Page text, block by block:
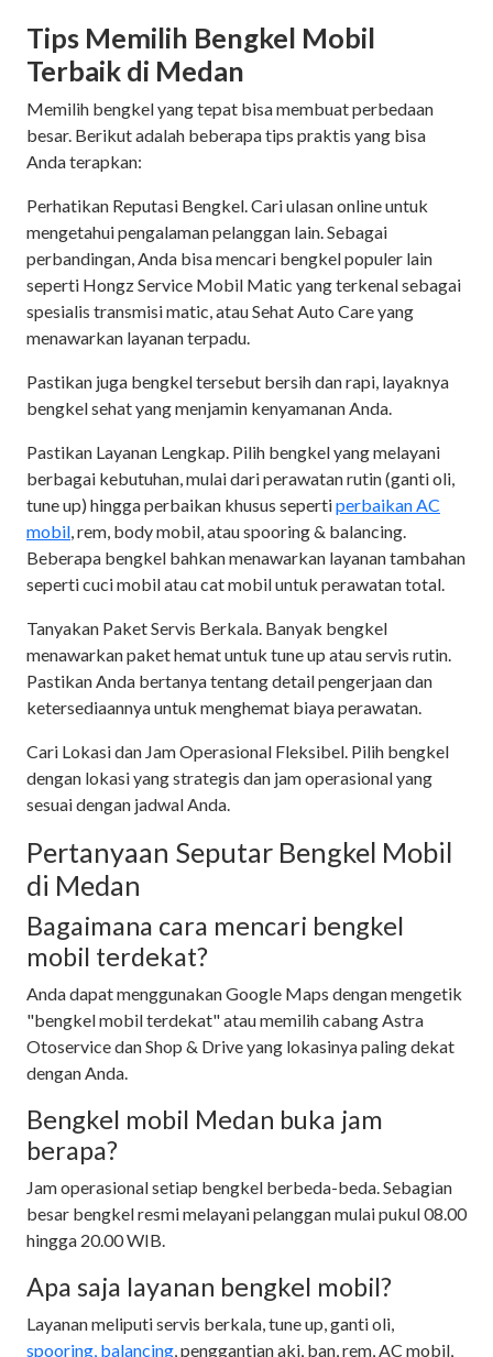
Tips Memilih Bengkel Mobil
Terbaik di Medan
Memilih bengkel yang tepat bisa membuat perbedaan
besar. Berikut adalah beberapa tips praktis yang bisa
Anda terapkan:
Perhatikan Reputasi Bengkel. Cari ulasan online untuk
mengetahui pengalaman pelanggan lain. Sebagai
perbandingan, Anda bisa mencari bengkel populer lain
seperti Hongz Service Mobil Matic yang terkenal sebagai
spesialis transmisi matic, atau Sehat Auto Care yang
menawarkan layanan terpadu.
Pastikan juga bengkel tersebut bersih dan rapi, layaknya
bengkel sehat yang menjamin kenyamanan Anda.
Pastikan Layanan Lengkap. Pilih bengkel yang melayani
berbagai kebutuhan, mulai dari perawatan rutin (ganti oli,
tune up) hingga perbaikan khusus sepertiperbaikan AC
mobil, rem, body mobil, atau spooring & balancing.
Beberapa bengkel bahkan menawarkan layanan tambahan
seperti cuci mobil atau cat mobil untuk perawatan total.
Tanyakan Paket Servis Berkala. Banyak bengkel
menawarkan paket hemat untuk tune up atau servis rutin.
Pastikan Anda bertanya tentang detail pengerjaan dan
ketersediaannya untuk menghemat biaya perawatan.
Cari Lokasi dan Jam Operasional Fleksibel. Pilih bengkel
dengan lokasi yang strategis dan jam operasional yang
sesuai dengan jadwal Anda.
Pertanyaan Seputar Bengkel Mobil
di Medan
Bagaimana cara mencari bengkel
mobil terdekat?
Anda dapat menggunakan Google Maps dengan mengetik
"bengkel mobil terdekat" atau memilih cabang Astra
Otoservice dan Shop & Drive yang lokasinya paling dekat
dengan Anda.
Bengkel mobil Medan buka jam
berapa?
Jam operasional setiap bengkel berbeda-beda. Sebagian
besar bengkel resmi melayani pelanggan mulai pukul 08.00
hingga 20.00 WIB.
Apa saja layanan bengkel mobil?
Layanan meliputi servis berkala, tune up, ganti oli,
spooring, balancing, penggantian aki, ban, rem, AC mobil,